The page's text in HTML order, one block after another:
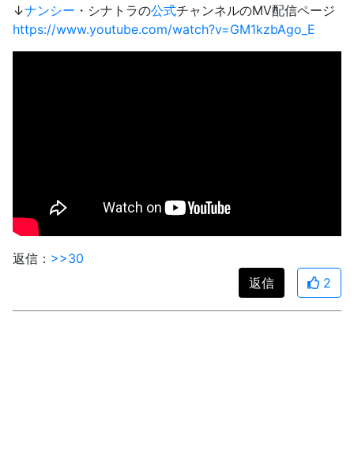
↓ナンシー ・シナトラの公式チャンネルのMV配信ページ
https://www.youtube.com/watch?v=GM1kzbAgo_E
返信： >>30
返信
2